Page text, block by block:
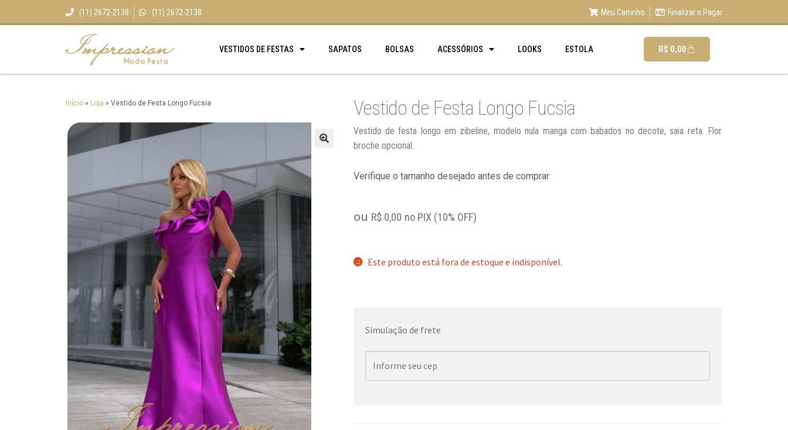
(11) 2672-2138 (11) 2672-2138 Meu Carrinho Finalizar e Pagar
VESTIDOS DE FESTAS SAPATOS BOLSAS ACESSÓRIOS LOOKS ESTOLA R$ 0,00
Início » Loja » Vestido de Festa Longo Fucsia Vestido de Festa Longo Fucsia
Vestido de festa longo em zibeline, modelo nula manga com babados no decote, saia reta. Flor
broche opcional.
Verifique o tamanho desejado antes de comprar
ou R$ 0,00 no PIX (10% OFF)
Este produto está fora de estoque e indisponível.
Simulação de frete